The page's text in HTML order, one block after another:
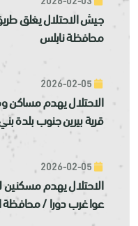
جيش الاحتلال يغلق
محافظة نابلس
الاحتلال يهدم مساكن
قرية بيرين جنوب بلدة
الاحتلال يهدم
عوا غرب دورا / محافظة